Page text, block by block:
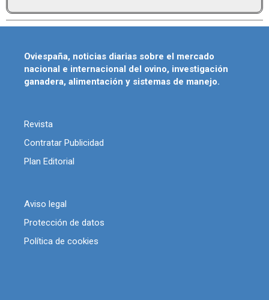
Oviespaña, noticias diarias sobre el mercado
nacional e internacional del ovino, investigación
ganadera, alimentación y sistemas de manejo.
Revista
Contratar Publicidad
Plan Editorial
Aviso legal
Protección de datos
Política de cookies